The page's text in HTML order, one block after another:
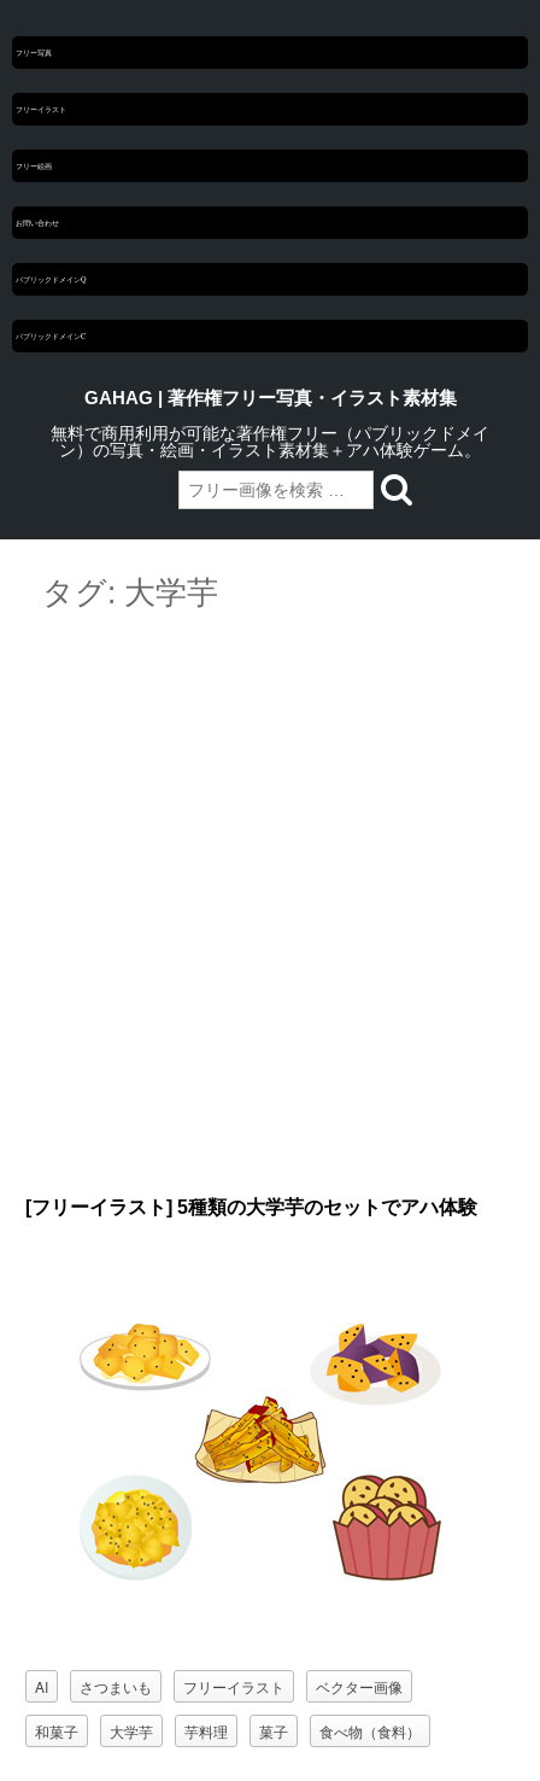
フリー写真
フリーイラスト
フリー絵画
お問い合わせ
パブリックドメインQ
パブリックドメインC
GAHAG | 著作権フリー写真・イラスト素材集
無料で商用利用が可能な著作権フリー（パブリックドメイ
ン）の写真・絵画・イラスト素材集＋アハ体験ゲーム。
contentタグ: 大学芋
[フリーイラスト] 5種類の大学芋のセットでアハ体験
AI さつまいも フリーイラスト ベクター画像
和菓子 大学芋 芋料理 菓子 食べ物（食料）